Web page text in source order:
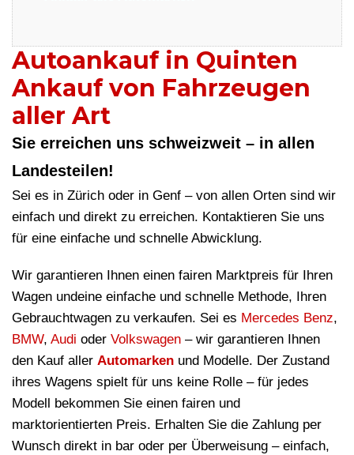
Autoankauf in Quinten
Ankauf von Fahrzeugen
aller Art
Sie erreichen uns schweizweit – in allen
Landesteilen!
Sei es in Zürich oder in Genf – von allen Orten sind wir
einfach und direkt zu erreichen. Kontaktieren Sie uns
für eine einfache und schnelle Abwicklung.
Wir garantieren Ihnen einen fairen Marktpreis für Ihren
Wagen undeine einfache und schnelle Methode, Ihren
Gebrauchtwagen zu verkaufen. Sei es Mercedes Benz,
BMW, Audi oder Volkswagen – wir garantieren Ihnen
den Kauf aller Automarken und Modelle. Der Zustand
ihres Wagens spielt für uns keine Rolle – für jedes
Modell bekommen Sie einen fairen und
marktorientierten Preis. Erhalten Sie die Zahlung per
Wunsch direkt in bar oder per Überweisung – einfach,